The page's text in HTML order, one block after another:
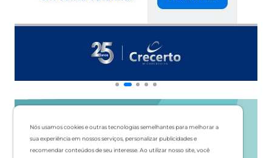
Nós usamos cookies e outras tecnologias semelhantes para melhorar a
sua experiência em nossos serviços, personalizar publicidades e
recomendar conteúdos de seu interesse. Ao utilizar nosso site, você